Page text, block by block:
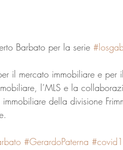
Barbato per la serie
il mercato immobiliare e per
l’MLS e la
della divisione
#GerardoPaterna